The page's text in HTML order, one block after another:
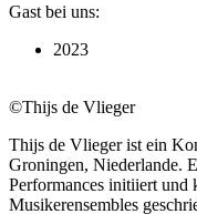
Gast bei uns:
2023
©Thijs de Vlieger
Thijs de Vlieger ist ein
Groningen, Niederlande.
Performances initiiert und
Musikerensembles